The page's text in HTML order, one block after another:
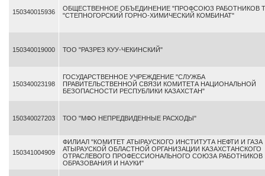
150340015936
ОБЩЕСТВЕННОЕ ОБЪЕДИНЕНИЕ "ПРОФСОЮЗ РАБОТНИКОВ
"СТЕПНОГОРСКИЙ ГОРНО-ХИМИЧЕСКИЙ КОМБИНАТ"
150340019000 ТОО "РАЗРЕЗ КУУ-ЧЕКИНСКИЙ"
150340023198
ГОСУДАРСТВЕННОЕ УЧРЕЖДЕНИЕ "СЛУЖБА
ПРАВИТЕЛЬСТВЕННОЙ СВЯЗИ КОМИТЕТА НАЦИОНАЛЬНОЙ
БЕЗОПАСНОСТИ РЕСПУБЛИКИ КАЗАХСТАН"
150340027203 ТОО "МФО НЕПРЕДВИДЕННЫЕ РАСХОДЫ"
150341004909
ФИЛИАЛ "КОМИТЕТ АТЫРАУСКОГО ИНСТИТУТА НЕФТИ И ГАЗА
АТЫРАУСКОЙ ОБЛАСТНОЙ ОРГАНИЗАЦИИ КАЗАХСТАНСКОГО
ОТРАСЛЕВОГО ПРОФЕССИОНАЛЬНОГО СОЮЗА РАБОТНИКОВ
ОБРАЗОВАНИЯ И НАУКИ"